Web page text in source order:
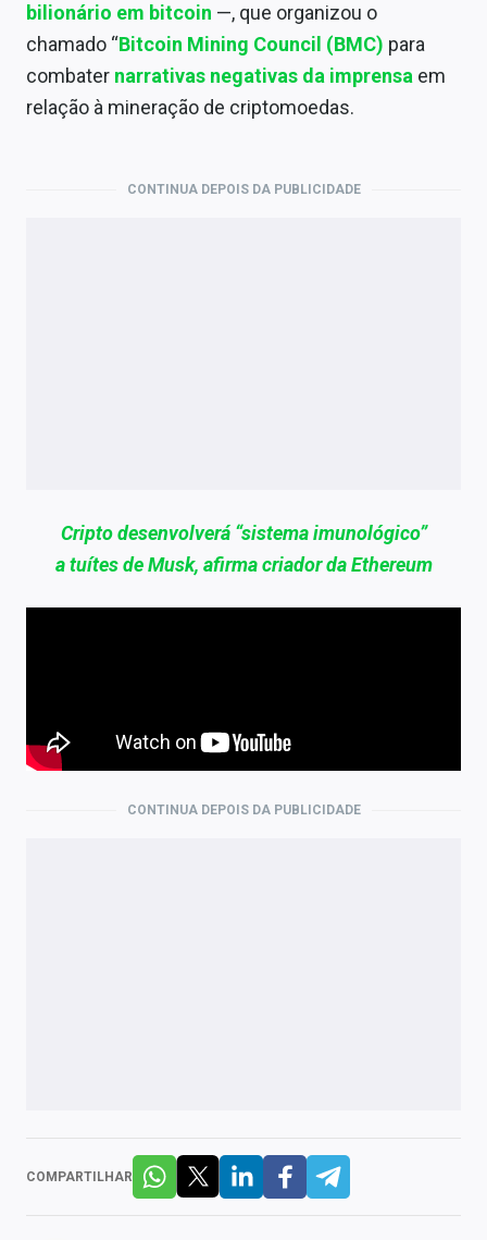
bilionário em bitcoin —, que organizou o
chamado “Bitcoin Mining Council (BMC) para
combater narrativas negativas da imprensa em
relação à mineração de criptomoedas.
CONTINUA DEPOIS DA PUBLICIDADE
Cripto desenvolverá “sistema imunológico”
a tuítes de Musk, afirma criador da Ethereum
CONTINUA DEPOIS DA PUBLICIDADE
COMPARTILHAR